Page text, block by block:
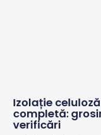
Izolație
completă:
verificări